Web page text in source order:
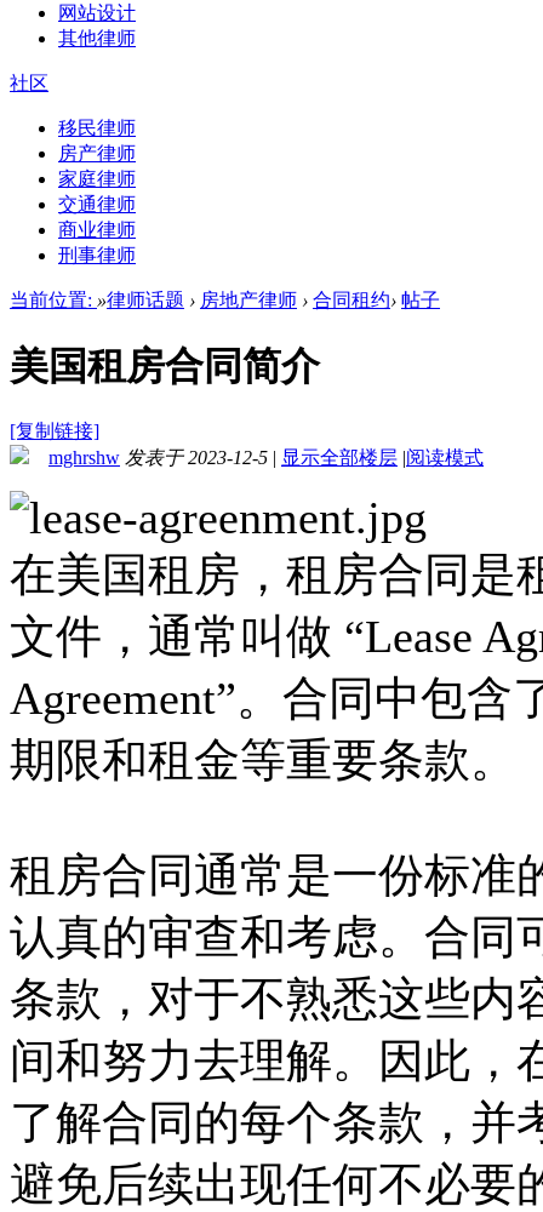
网站设计
其他律师
社区
移民律师
房产律师
家庭律师
交通律师
商业律师
刑事律师
当前位置: »律师话题 › 房地产律师 › 合同租约› 帖子
美国租房合同简介
[复制链接]
mghrshw 发表于 2023-12-5 | 显示全部楼层 |阅读模式
在美国租房，租房合同是
文件，通常叫做 “Lease
Agreement”。合同中包
期限和租金等重要条款。
租房合同通常是一份标准
认真的审查和考虑。合同
条款，对于不熟悉这些内
间和努力去理解。因此，
了解合同的每个条款，并
避免后续出现任何不必要